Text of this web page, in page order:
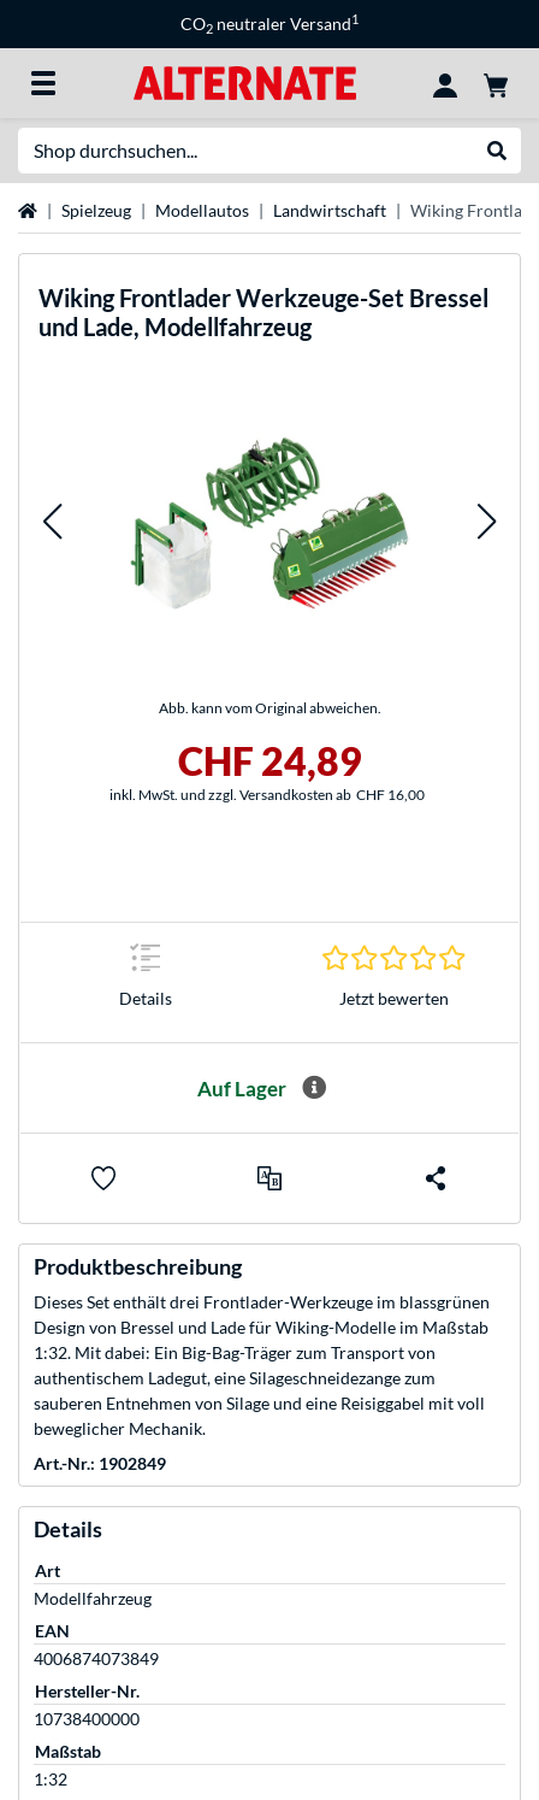
CO2 neutraler Versand1
StartseiteSpielzeug Modellautos Landwirtschaft Wiking
Wiking Frontlader Werkzeuge-Set Bressel
und Lade, Modellfahrzeug
Abb. kann vom Original abweichen.
CHF 24,89
inkl. MwSt. und zzgl. Versandkosten ab CHF 16,00
Details Jetzt bewerten
Auf Lager
Produktbeschreibung
Dieses Set enthält drei Frontlader-Werkzeuge im blassgrünen
Design von Bressel und Lade für Wiking-Modelle im Maßstab
1:32. Mit dabei: Ein Big-Bag-Träger zum Transport von
authentischem Ladegut, eine Silageschneidezange zum
sauberen Entnehmen von Silage und eine Reisiggabel mit voll
beweglicher Mechanik.
Art.-Nr.: 1902849
Details
Art
Modellfahrzeug
EAN
4006874073849
Hersteller-Nr.
10738400000
Maßstab
1:32